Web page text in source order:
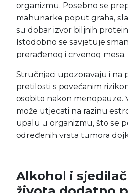
organizmu. Posebno se
mahunarke poput graha,
su dobar izvor biljnih
Istodobno se savjetuje
prerađenog i crvenog mesa.
Stručnjaci upozoravaju i na
pretilosti s povećanim
osobito nakon menopauze.
može utjecati na razinu
upalu u organizmu, što se
određenih vrsta tumora
Alkohol i